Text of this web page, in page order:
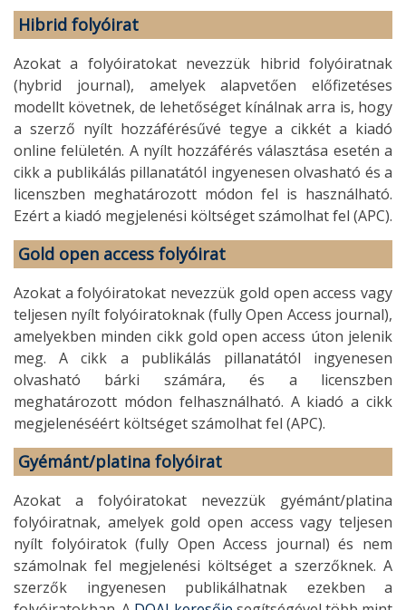
Hibrid folyóirat
Azokat a folyóiratokat nevezzük hibrid folyóiratnak
(hybrid journal), amelyek alapvetően előfizetéses
modellt követnek, de lehetőséget kínálnak arra is, hogy
a szerző nyílt hozzáférésűvé tegye a cikkét a kiadó
online felületén. A nyílt hozzáférés választása esetén a
cikk a publikálás pillanatától ingyenesen olvasható és a
licenszben meghatározott módon fel is használható.
Ezért a kiadó megjelenési költséget számolhat fel (APC).
Gold open access folyóirat
Azokat a folyóiratokat nevezzük gold open access vagy
teljesen nyílt folyóiratoknak (fully Open Access journal),
amelyekben minden cikk gold open access úton jelenik
meg. A cikk a publikálás pillanatától ingyenesen
olvasható bárki számára, és a licenszben
meghatározott módon felhasználható. A kiadó a cikk
megjelenéséért költséget számolhat fel (APC).
Gyémánt/platina folyóirat
Azokat a folyóiratokat nevezzük gyémánt/platina
folyóiratnak, amelyek gold open access vagy teljesen
nyílt folyóiratok (fully Open Access journal) és nem
számolnak fel megjelenési költséget a szerzőknek. A
szerzők ingyenesen publikálhatnak ezekben a